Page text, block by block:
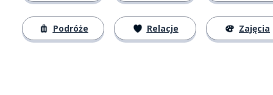
Podróże Relacje Zajęcia